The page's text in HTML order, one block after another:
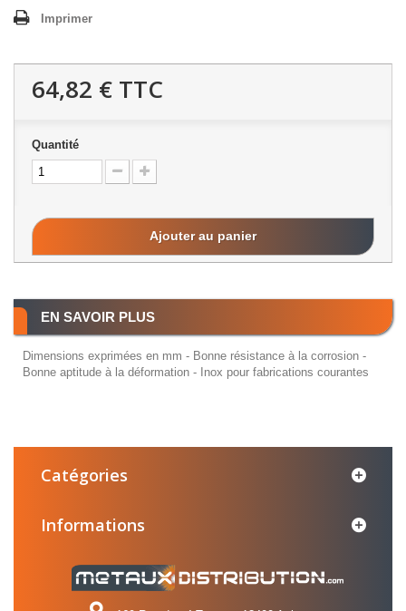
Imprimer
64,82 € TTC
Quantité
Ajouter au panier
EN SAVOIR PLUS
Dimensions exprimées en mm - Bonne résistance à la corrosion -
Bonne aptitude à la déformation - Inox pour fabrications courantes
Catégories
Informations